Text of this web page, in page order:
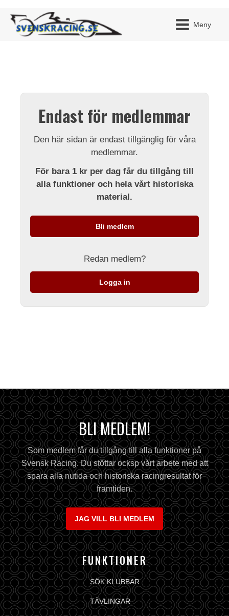
Meny
Endast för medlemmar
Den här sidan är endast tillgänglig för våra
medlemmar.
För bara 1 kr per dag får du tillgång till
alla funktioner och hela vårt historiska
material.
Bli medlem
Redan medlem?
Logga in
BLI MEDLEM!
Som medlem får du tillgång till alla funktioner på
Svensk Racing. Du stöttar ocksp vårt arbete med att
spara alla nutida och historiska racingresultat för
framtiden.
JAG VILL BLI MEDLEM
FUNKTIONER
SÖK KLUBBAR
TÄVLINGAR